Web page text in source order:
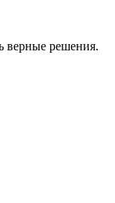
верные решения.